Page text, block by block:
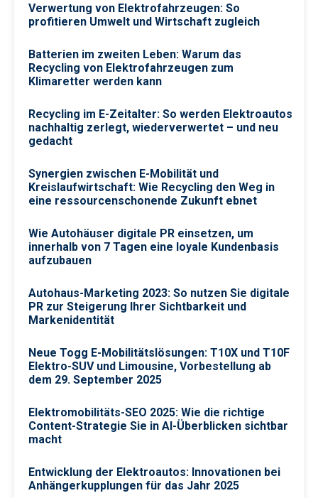
Verwertung von Elektrofahrzeugen: So
profitieren Umwelt und Wirtschaft zugleich
Batterien im zweiten Leben: Warum das
Recycling von Elektrofahrzeugen zum
Klimaretter werden kann
Recycling im E-Zeitalter: So werden Elektroautos
nachhaltig zerlegt, wiederverwertet – und neu
gedacht
Synergien zwischen E-Mobilität und
Kreislaufwirtschaft: Wie Recycling den Weg in
eine ressourcenschonende Zukunft ebnet
Wie Autohäuser digitale PR einsetzen, um
innerhalb von 7 Tagen eine loyale Kundenbasis
aufzubauen
Autohaus-Marketing 2023: So nutzen Sie digitale
PR zur Steigerung Ihrer Sichtbarkeit und
Markenidentität
Neue Togg E-Mobilitätslösungen: T10X und T10F
Elektro-SUV und Limousine, Vorbestellung ab
dem 29. September 2025
Elektromobilitäts-SEO 2025: Wie die richtige
Content-Strategie Sie in AI-Überblicken sichtbar
macht
Entwicklung der Elektroautos: Innovationen bei
Anhängerkupplungen für das Jahr 2025